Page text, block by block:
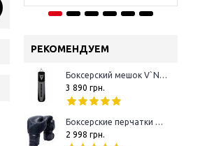
РЕКОМЕНДУЕМ
Боксерский мешок V`Noks Boxing Machine Black 1.5 м 50-60 кг
3 890 грн.
Боксерские перчатки V`Noks Boxing Machine 10 oz
2 998 грн.